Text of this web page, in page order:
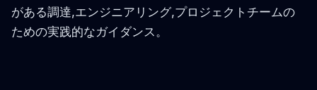
がある調達,エンジニアリング,プロジェクトチームの
ための実践的なガイダンス。